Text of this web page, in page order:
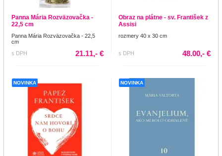
Panna Mária Rozväzovačka -
22,5 cm
Panna Mária Rozväzovačka - 22,5
cm
s DPH
21.11,- €
Obraz na plátne - sv. František z
Assisi
rozmery 40 x 30 cm
s DPH 48.00,- €
NOVINKA NOVINKA